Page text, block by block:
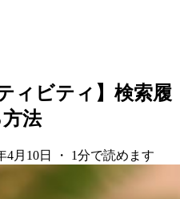
ィビティ】検索履
法
4月10日 ・ 1分で読めます